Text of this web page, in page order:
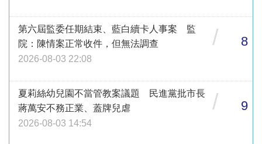
第六屆監委任期結束、藍白續卡人事案 監
院：陳情案正常收件，但無法調查
2026-08-03 22:08
/ 8
夏莉絲幼兒園不當管教案議題 民進黨批市長
蔣萬安不務正業、蓋牌兒虐
2026-08-03 14:54
/ 9